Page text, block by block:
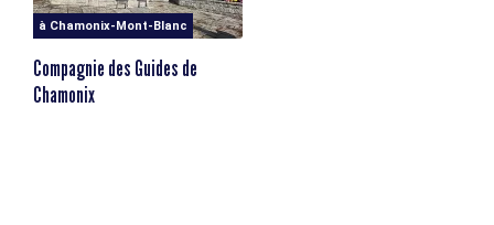
glaciaire magnifique. Au Col de Charmotane (3 015m), nous
obliquons en direction de la Cabane des Vignettes (3
160m) dominant les glaciers du secteur. Nuit à la Cabane.
Dénivelé positif : 770m / Dénivelé négatif : 80 m
à Chamonix-Mont-Blanc
Compagnie des Guides de
Chamonix